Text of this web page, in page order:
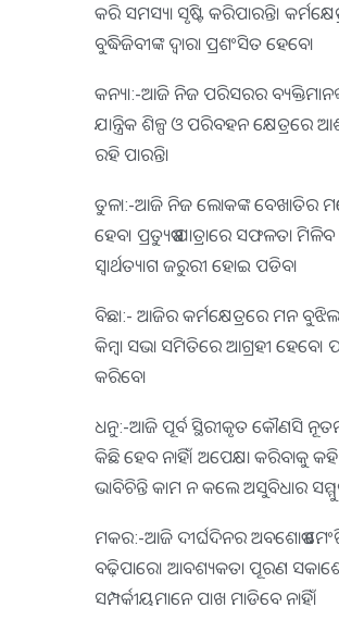
କରି ସମସ୍ୟା ସୃଷ୍ଟି କରିପାରନ୍ତି।
ବୁଦ୍ଧିଜିବୀଙ୍କ ଦ୍ୱାରା ପ୍ରଶଂସିତ ହେବେ।
କନ୍ୟା:-ଆଜି ନିଜ ପରିସରର
ଯାନ୍ତ୍ରିକ ଶିଳ୍ପ ଓ ପରିବହନ କ୍ଷେତ୍ରରେ
ରହି ପାରନ୍ତି।
ତୁଳା:-ଆଜି ନିଜ ଲୋକଙ୍କ ବେଖାତିର
ହେବ। ପ୍ରତ୍ୟୁଷ ଯାତ୍ରାରେ ସଫଳତା
ସ୍ବାର୍ଥତ୍ୟାଗ ଜରୁରୀ ହୋଇ ପଡିବ।
ବିଛା:- ଆଜିର କର୍ମକ୍ଷେତ୍ରରେ ମନ
କିମ୍ବା ସଭା ସମିତିରେ ଆଗ୍ରହୀ
କରିବେ।
ଧନୁ:-ଆଜି ପୂର୍ବ ସ୍ଥିରୀକୃତ କୌଣସି
କିଛି ହେବ ନାହିଁ। ଅପେକ୍ଷା କରିବାକୁ
ଭାବିଚିନ୍ତି କାମ ନ କଲେ ଅସୁବିଧାର
ମକର:-ଆଜି ଦୀର୍ଘଦିନର ଅବଶୋଷ
ବଢ଼ିପାରେ। ଆବଶ୍ୟକତା ପୂରଣ
ସମ୍ପର୍କୀୟମାନେ ପାଖ ମାଡିବେ ନାହିଁ।